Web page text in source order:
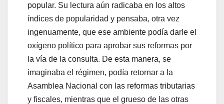
popular. Su lectura aún radicaba en los altos
índices de popularidad y pensaba, otra vez
ingenuamente, que ese ambiente podía darle el
oxígeno político para aprobar sus reformas por
la vía de la consulta. De esta manera, se
imaginaba el régimen, podía retornar a la
Asamblea Nacional con las reformas tributarias
y fiscales, mientras que el grueso de las otras